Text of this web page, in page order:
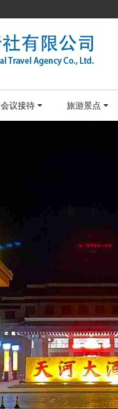
会议接待 旅游景点